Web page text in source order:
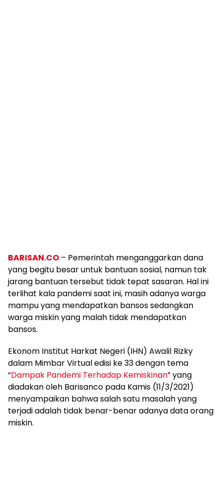
BARISAN.CO – Pemerintah menganggarkan dana
yang begitu besar untuk bantuan sosial, namun tak
jarang bantuan tersebut tidak tepat sasaran. Hal ini
terlihat kala pandemi saat ini, masih adanya warga
mampu yang mendapatkan bansos sedangkan
warga miskin yang malah tidak mendapatkan
bansos.
Ekonom Institut Harkat Negeri (IHN) Awalil Rizky
dalam Mimbar Virtual edisi ke 33 dengan tema
“Dampak Pandemi Terhadap Kemiskinan” yang
diadakan oleh Barisanco pada Kamis (11/3/2021)
menyampaikan bahwa salah satu masalah yang
terjadi adalah tidak benar-benar adanya data orang
miskin.